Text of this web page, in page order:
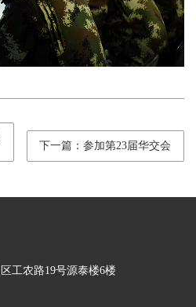
下一篇：参加第23届华交会
工农路19号源泰楼6楼